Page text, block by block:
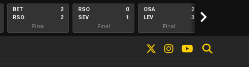
BET
RSO
2
2
Final
RSO
SEV
0
1
Final
OSA
LEV
2
3
Final
>